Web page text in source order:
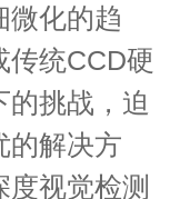
微化的趋
传统CCD硬
挑战，迫
的解决方
视觉检测